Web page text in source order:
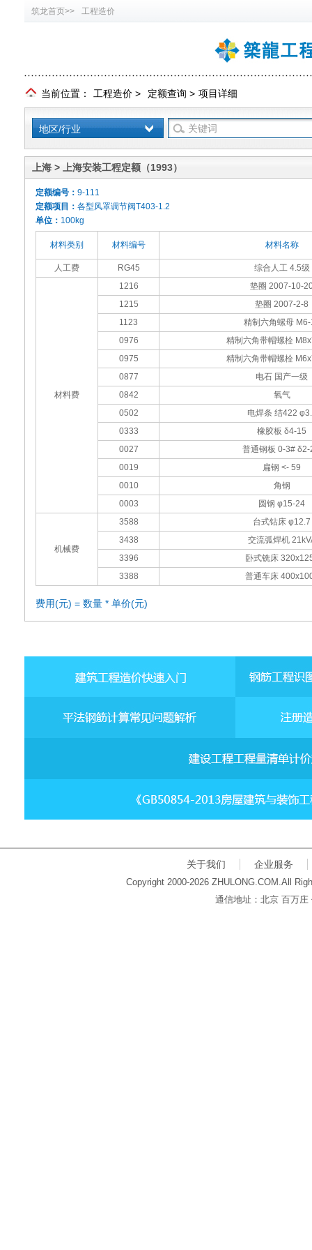
筑龙首页>> 工程造价
当前位置： 工程造价 > 定额查询 > 项目详细
地区/行业
上海 > 上海安装工程定额（1993）
定额编号： 9-111
定额项目： 各型风罩调节阀T403-1.2
单位： 100kg
材料类别 材料编号 材料名称
人工费 RG45 综合人工 4.5级
材料费
1216
垫圈 2007-10-
1215
垫圈 2007-2-8
1123
精制六角螺母
0976
精制六角带帽螺栓
0975
精制六角带帽螺栓
0877
电石 国产一级
0842
氧气
0502
电焊条 结422
0333
橡胶板 δ4-15
0027
普通钢板 0-3# δ2-
0019
扁钢 <- 59
0010
角钢
0003
圆钢 φ15-24
机械费
3588
台式钻床 φ12.7
3438
交流弧焊机
3396
卧式铣床
3388
普通车床
费用(元) = 数量 * 单价(元)
关于我们 企业服务
Copyright 2000-2026 ZHULONG.COM.All
通信地址：北京 百万